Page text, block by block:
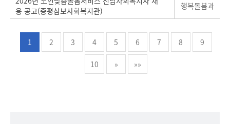
용 공고(증평삼보사회복지관)
행복돌봄과
1 2 3 4 5 6 7 8 9
10 » »»